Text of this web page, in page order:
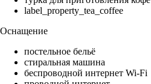
label_property_tea_coffee
Оснащение
постельное бельё
стиральная машина
беспроводной интернет Wi-Fi